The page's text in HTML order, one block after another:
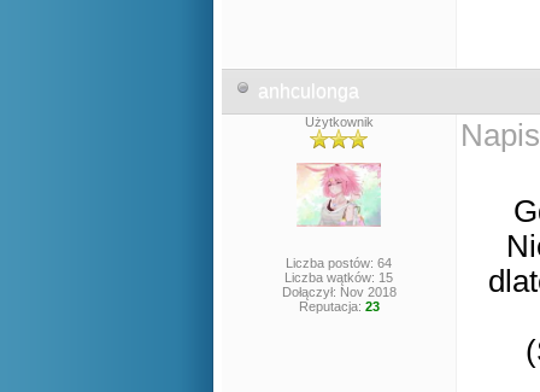
anhculonga
Użytkownik
Liczba postów: 64
Liczba wątków: 15
Dołączył: Nov 2018
Reputacja: 23